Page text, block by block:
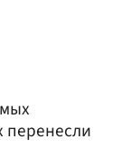
перенесли